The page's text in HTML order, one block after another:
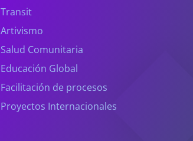
Transit
Artivismo
Salud Comunitaria
Educación Global
Facilitación de procesos
Proyectos Internacionales